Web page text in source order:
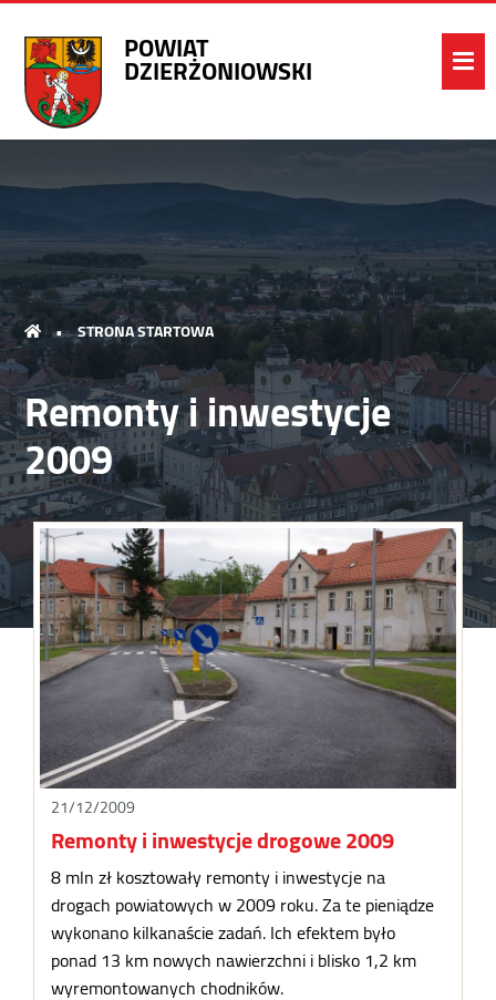
POWIAT
DZIERŻONIOWSKI
• STRONA STARTOWA
Remonty i inwestycje
2009
21/12/2009
Remonty i inwestycje drogowe 2009
8 mln zł kosztowały remonty i inwestycje na
drogach powiatowych w 2009 roku. Za te pieniądze
wykonano kilkanaście zadań. Ich efektem było
ponad 13 km nowych nawierzchni i blisko 1,2 km
wyremontowanych chodników.